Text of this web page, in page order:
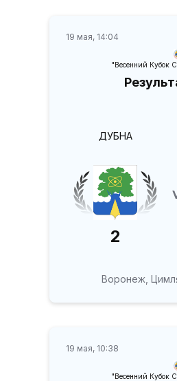
19 мая, 14:04
"Весенний Кубок
ДУБНА
2
Воронеж,
19 мая, 10:38
"Весенний Кубок